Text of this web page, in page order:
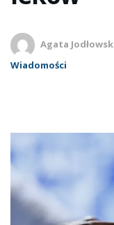
Agata
Wiadomości